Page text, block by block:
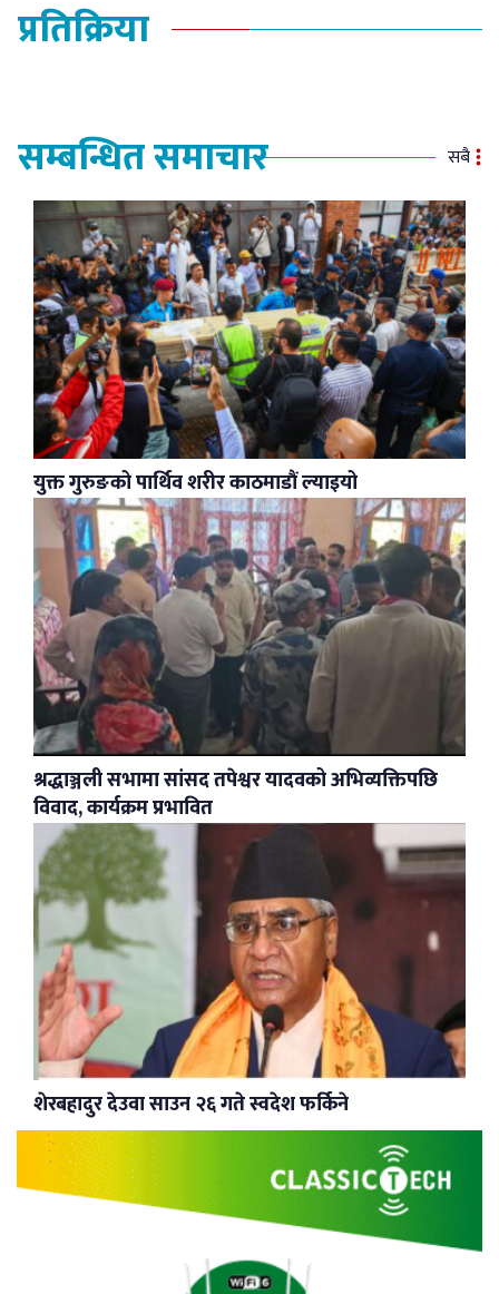
प्रतिक्रिया
सम्बन्धित समाचार सबै
युक्त गुरुङको पार्थिव शरीर काठमाडौं ल्याइयो
श्रद्धाञ्जली सभामा सांसद तपेश्वर यादवको अभिव्यक्तिपछि
विवाद, कार्यक्रम प्रभावित
शेरबहादुर देउवा साउन २६ गते स्वदेश फर्किने